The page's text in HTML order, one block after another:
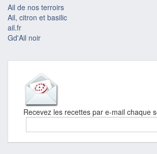
Ail de nos terroirs
Ail, citron et basilic
ail.fr
Gd'Ail noir
Recevez les recettes par e-mail chaque